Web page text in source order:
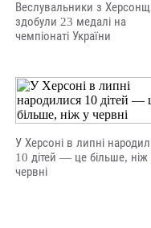
Веслувальники з
здобули 23 медалі на
чемпіонаті України
У Херсоні в липні
10 дітей — це більше, ніж
червні